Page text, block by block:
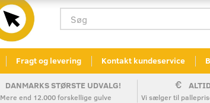
Fragt og levering Kontakt kundeservice
DANMARKS STØRSTE UDVALG!
Mere end 12.000 forskellige gulve Vi sælger til